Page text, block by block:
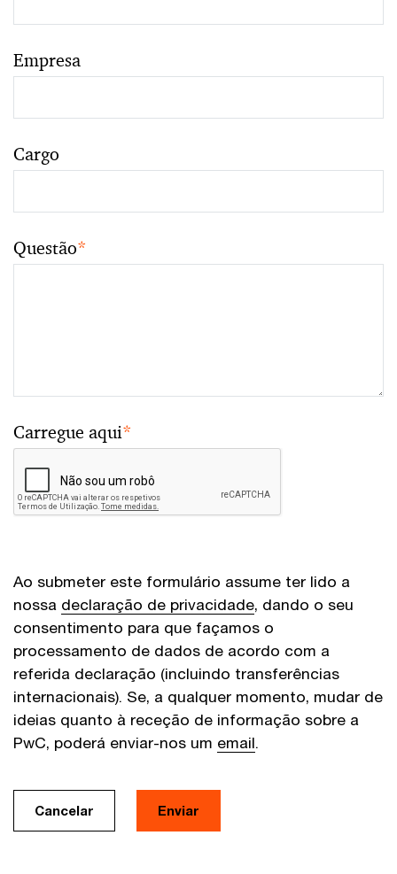
Empresa
Cargo
Questão*
Carregue aqui*
Ao submeter este formulário assume ter lido a
nossa declaração de privacidade, dando o seu
consentimento para que façamos o
processamento de dados de acordo com a
referida declaração (incluindo transferências
internacionais). Se, a qualquer momento, mudar de
ideias quanto à receção de informação sobre a
PwC, poderá enviar-nos um email.
Cancelar Enviar